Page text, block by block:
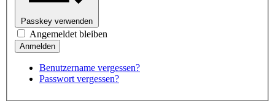
Passkey verwenden
Angemeldet bleiben
Benutzername vergessen?
Passwort vergessen?